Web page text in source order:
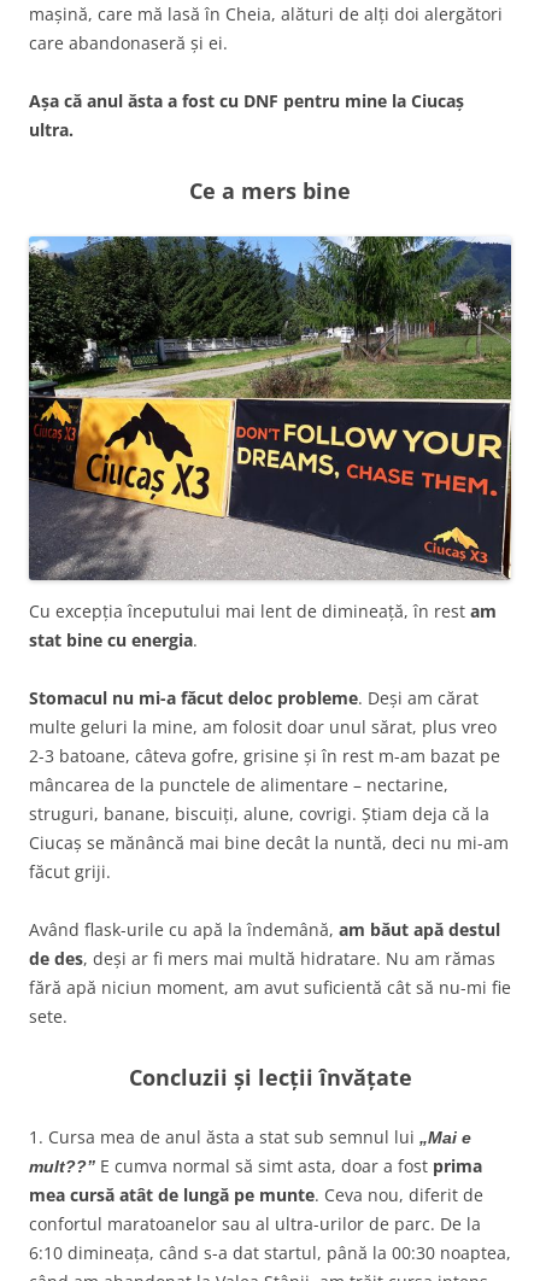
mașină, care mă lasă în Cheia, alături de alți doi alergători
care abandonaseră și ei.
Așa că anul ăsta a fost cu DNF pentru mine la Ciucaș
ultra.
Ce a mers bine
Cu excepția începutului mai lent de dimineață, în rest am
stat bine cu energia.
Stomacul nu mi-a făcut deloc probleme. Deși am cărat
multe geluri la mine, am folosit doar unul sărat, plus vreo
2-3 batoane, câteva gofre, grisine și în rest m-am bazat pe
mâncarea de la punctele de alimentare – nectarine,
struguri, banane, biscuiți, alune, covrigi. Știam deja că la
Ciucaș se mănâncă mai bine decât la nuntă, deci nu mi-am
făcut griji.
Având flask-urile cu apă la îndemână, am băut apă destul
de des, deși ar fi mers mai multă hidratare. Nu am rămas
fără apă niciun moment, am avut suficientă cât să nu-mi fie
sete.
Concluzii și lecții învățate
1. Cursa mea de anul ăsta a stat sub semnul lui „Mai e
mult??” E cumva normal să simt asta, doar a fost prima
mea cursă atât de lungă pe munte. Ceva nou, diferit de
confortul maratoanelor sau al ultra-urilor de parc. De la
6:10 dimineața, când s-a dat startul, până la 00:30 noaptea,